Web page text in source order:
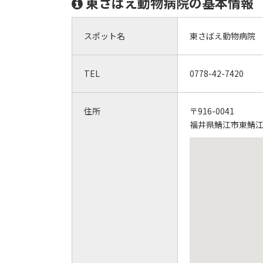
スポット名 東さばえ動物病院
TEL 0778-42-7420
住所
〒916-0041
福井県鯖江市東鯖